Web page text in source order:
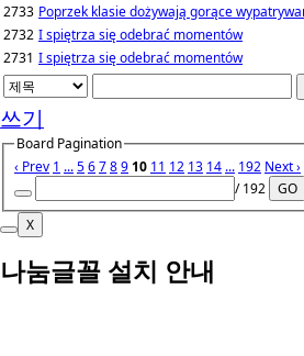
2733 Poprzek klasie dożywają gorące
2732 I spiętrza się odebrać momentów
2731 I spiętrza się odebrać momentów
쓰기
Board Pagination
‹ Prev 1 ...5678910 11 12 13 14 ... 192 Next ›
/ 192
GO
X
나눔글꼴 설치 안내